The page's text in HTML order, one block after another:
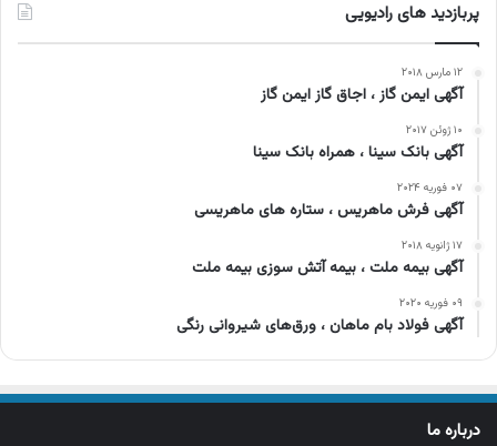
پربازدید های رادیویی
۱۲ مارس ۲۰۱۸
آگهی ایمن گاز ، اجاق گاز ایمن گاز
۱۰ ژوئن ۲۰۱۷
آگهی بانک سینا ، همراه بانک سینا
۰۷ فوریه ۲۰۲۴
آگهی فرش ماهریس ، ستاره های ماهریسی
۱۷ ژانویه ۲۰۱۸
آگهی بیمه ملت ، بیمه آتش سوزی بیمه ملت
۰۹ فوریه ۲۰۲۰
آگهی فولاد بام ماهان ، ورق‌های شیروانی رنگی
درباره ما